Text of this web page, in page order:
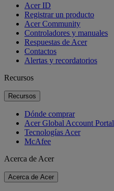
Acer ID
Registrar un producto
Acer Community
Controladores y manuales
Respuestas de Acer
Contactos
Alertas y recordatorios
Recursos
Recursos
Dónde comprar
Acer Global Account Portal
Tecnologías Acer
McAfee
Acerca de Acer
Acerca de Acer